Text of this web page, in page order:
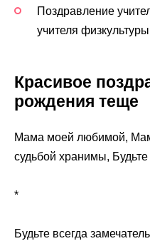
Поздравление
учителя
Красивое
рождения теще
Мама моей любимой,
судьбой хранимы,
*
Будьте всегда